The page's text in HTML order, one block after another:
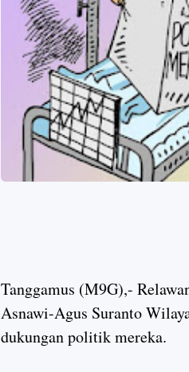
Tanggamus (M9G),-
Asnawi-Agus Suranto
dukungan politik mereka.